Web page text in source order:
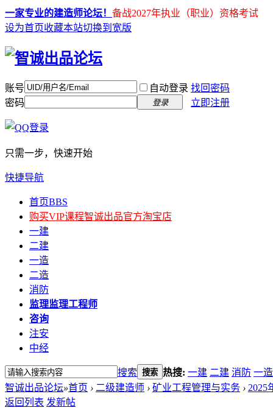
一家专业的建造师论坛！ 备战2027年执业（职业）资格考试
设为首页收藏本站切换到宽版
账号 自动登录 找回密码
密码
登录 立即注册
只需一步，快速开始
快捷导航
首页BBS
购买VIP课程智诚出品官方淘宝店
一建
二建
一造
二造
消防
监理监理工程师
咨询
注安
中经
搜索 搜索 热搜: 一建 二建 消防 一造
智诚出品论坛»首页 › 二级建造师 › 矿业工程管理与实务 › 2025
返回列表 发新帖